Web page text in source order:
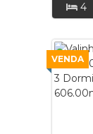
4
VENDA